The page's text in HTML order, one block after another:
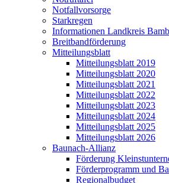
Notfallvorsorge
Starkregen
Informationen Landkreis
Breitbandförderung
Mitteilungsblatt
Mitteilungsblatt 2019
Mitteilungsblatt 2020
Mitteilungsblatt 2021
Mitteilungsblatt 2022
Mitteilungsblatt 2023
Mitteilungsblatt 2024
Mitteilungsblatt 2025
Mitteilungsblatt 2026
Baunach-Allianz
Förderung
Förderprogramm und
Regionalbudget